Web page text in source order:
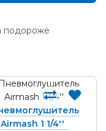
подороже
Airmash 1 1/4''